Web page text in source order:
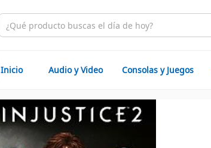
Inicio Audio y Video Consolas y Juegos